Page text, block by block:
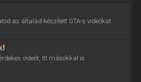
az általad készített GTA-s videókat.
videót, itt másokkal is